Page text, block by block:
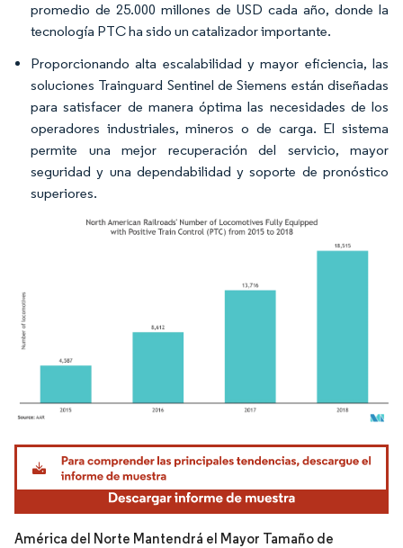
promedio de 25.000 millones de USD cada año, donde la
tecnología PTC ha sido un catalizador importante.
Proporcionando alta escalabilidad y mayor eficiencia, las
soluciones Trainguard Sentinel de Siemens están diseñadas
para satisfacer de manera óptima las necesidades de los
operadores industriales, mineros o de carga. El sistema
permite una mejor recuperación del servicio, mayor
seguridad y una dependabilidad y soporte de pronóstico
superiores.
Imagen © Mordor Intelligence. El uso requiere atribución según CC BY 4.0.
América del Norte Mantendrá el Mayor Tamaño de